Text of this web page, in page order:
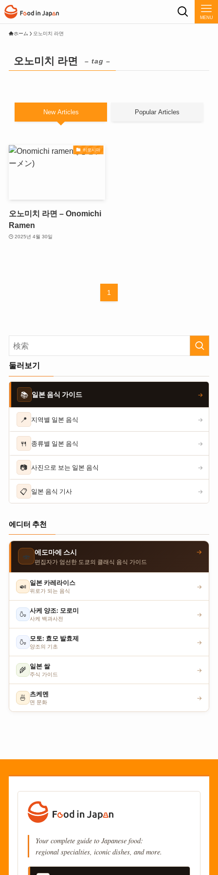
MENU
ホーム 오노미치 라면
오노미치 라면 – tag –
New Articles Popular Articles
히로시마
오노미치 라면 – Onomichi
Ramen
2025년 4월 30일
1
둘러보기
📚 일본 음식 가이드 →
📍 지역별 일본 음식 →
🍴 종류별 일본 음식 →
📷 사진으로 보는 일본 음식 →
📋 일본 음식 기사 →
에디터 추천
🍣 에도마에 스시
편집자가 엄선한 도쿄의 클래식 음식 가이드
→
🍛 일본 카레라이스
위로가 되는 음식
→
🍶 사케 양조: 모로미
사케 백과사전
→
🍶 모토: 효모 발효제
양조의 기초
→
🌾 일본 쌀
주식 가이드
→
🍜 츠케멘
면 문화
→
Your complete guide to Japanese food:
regional specialties, iconic dishes, and more.